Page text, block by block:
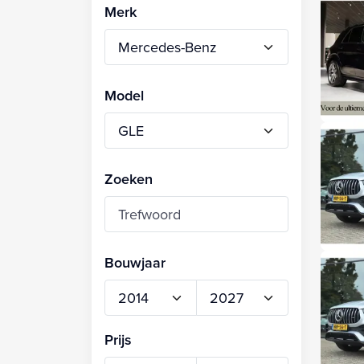
Merk
Model
Zoeken
Bouwjaar
Prijs